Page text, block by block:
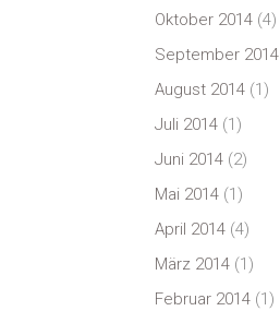
Oktober 2014 (4)
September 2014
August 2014 (1)
Juli 2014 (1)
Juni 2014 (2)
Mai 2014 (1)
April 2014 (4)
März 2014 (1)
Februar 2014 (1)